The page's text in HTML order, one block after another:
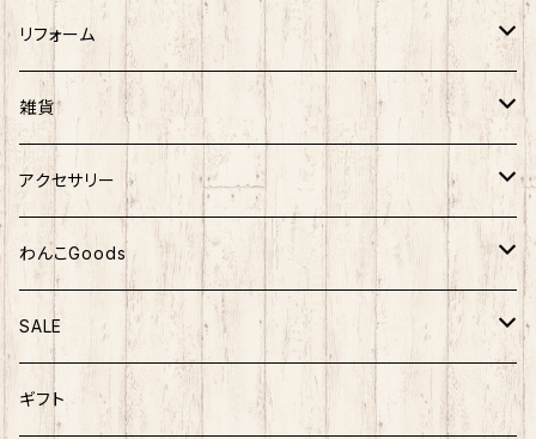
リフォーム
エコキュート
トイレ
外壁塗装
ウッドデッキ
食器洗い乾燥機
雑貨
インテリア
ガーデニング
キッチン
服飾
アクセサリー
ピアス
ヘアクリップ
イヤリングコンバーター
わんこGoods
服
おもちゃ
SALE
雑貨
ギフト